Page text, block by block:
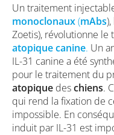
Un traitement
monoclonaux(mAbs
Zoetis), révolutionne le
atopique canine. Un
IL-31 canine a été
pour le traitement du
atopique deschiens.
qui rend la fixation de
impossible. En
induit par IL-31 est